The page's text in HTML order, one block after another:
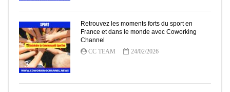
3
Retrouvez les moments forts du sport en
France et dans le monde avec Coworking
Channel
CC TEAM
24/02/2026